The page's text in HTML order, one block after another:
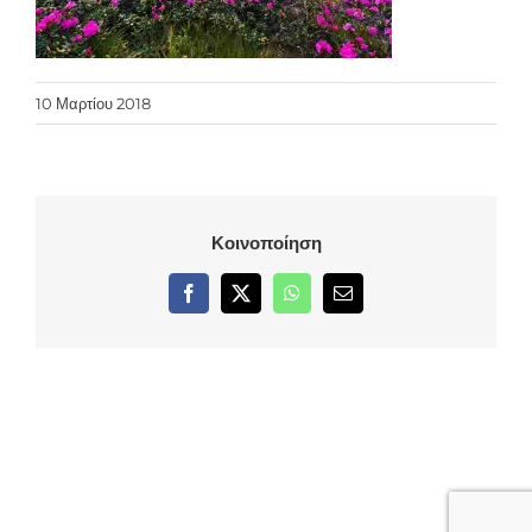
10 Μαρτίου 2018
Κοινοποίηση
Facebook
X WhatsApp
Email